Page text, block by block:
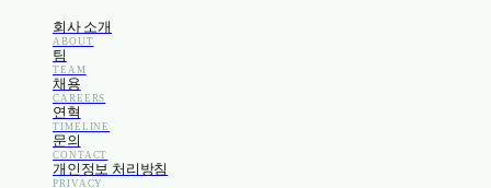
회사 소개
ABOUT
팀
TEAM
채용
CAREERS
연혁
TIMELINE
문의
CONTACT
개인정보 처리방침
PRIVACY